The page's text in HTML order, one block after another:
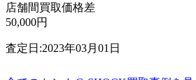
店舗間買取価格差
50,000円
査定日:2023年03月01日